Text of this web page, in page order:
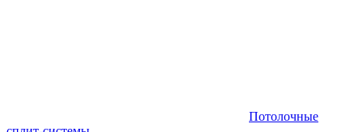
Потолочные